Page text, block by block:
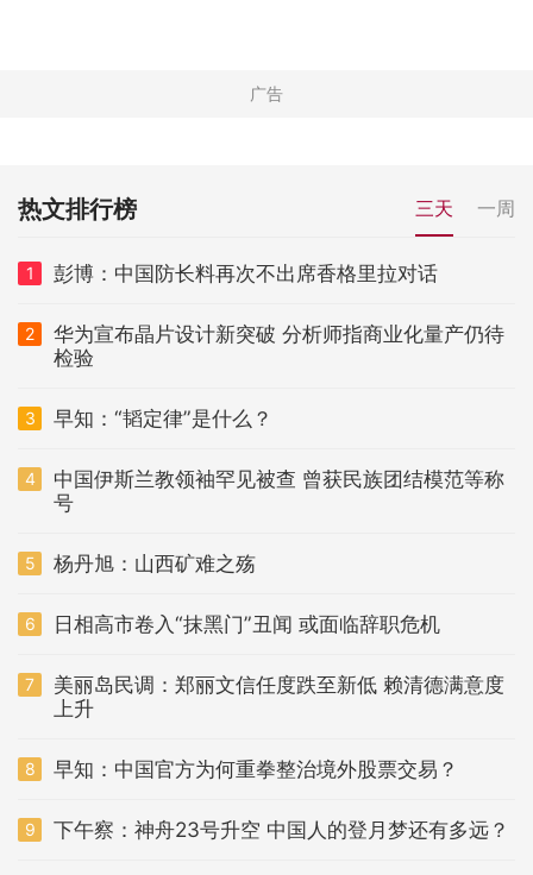
热文排行榜 三天 一周
1 彭博：中国防长料再次不出席香格里拉对话
2
华为宣布晶片设计新突破 分析师指商业化量产仍待
检验
3 早知：“韬定律”是什么？
4
中国伊斯兰教领袖罕见被查 曾获民族团结模范等称
号
5 杨丹旭：山西矿难之殇
6 日相高市卷入“抹黑门”丑闻 或面临辞职危机
7
美丽岛民调：郑丽文信任度跌至新低 赖清德满意度
上升
8 早知：中国官方为何重拳整治境外股票交易？
9 下午察：神舟23号升空 中国人的登月梦还有多远？